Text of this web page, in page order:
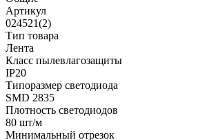
Артикул
024521(2)
Тип товара
Лента
Класс пылевлагозащиты
IP20
Типоразмер светодиода
SMD 2835
Плотность светодиодов
80 шт/м
Минимальный отрезок